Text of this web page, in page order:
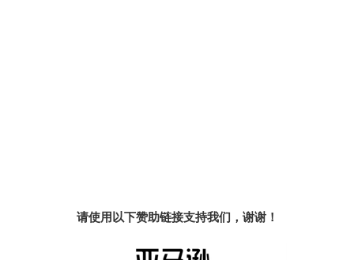
请使用以下赞助链接支持我们，谢谢！